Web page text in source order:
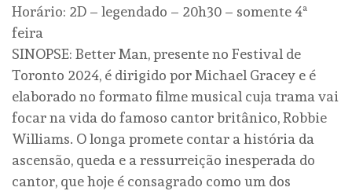
Horário: 2D – legendado – 20h30 – somente 4ª
feira
SINOPSE: Better Man, presente no Festival de
Toronto 2024, é dirigido por Michael Gracey e é
elaborado no formato filme musical cuja trama vai
focar na vida do famoso cantor britânico, Robbie
Williams. O longa promete contar a história da
ascensão, queda e a ressurreição inesperada do
cantor, que hoje é consagrado como um dos